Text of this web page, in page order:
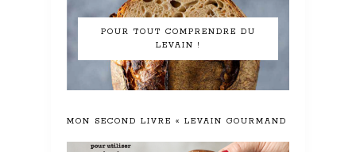
POUR TOUT COMPRENDRE DU
LEVAIN !
MON SECOND LIVRE « LEVAIN GOURMAND »